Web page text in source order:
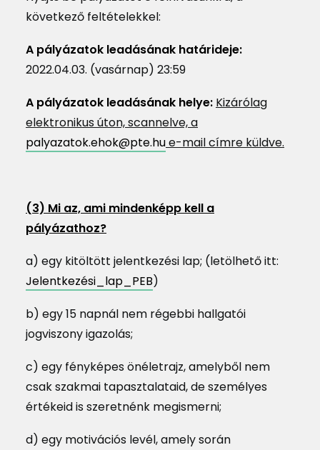
következő feltételekkel:
A pályázatok leadásának határideje:
2022.04.03. (vasárnap) 23:59
A pályázatok leadásának helye: Kizárólag
elektronikus úton, scannelve, a
palyazatok.ehok@pte.hue-mail címre küldve.
(3) Mi az, ami mindenképp kell a
pályázathoz?
a) egy kitöltött jelentkezési lap; (letölhető itt:
Jelentkezési_lap_PEB)
b) egy 15 napnál nem régebbi hallgatói
jogviszony igazolás;
c) egy fényképes önéletrajz, amelyből nem
csak szakmai tapasztalataid, de személyes
értékeid is szeretnénk megismerni;
d) egy motivációs levél, amely során